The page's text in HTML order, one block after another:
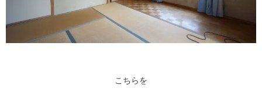
こちらを